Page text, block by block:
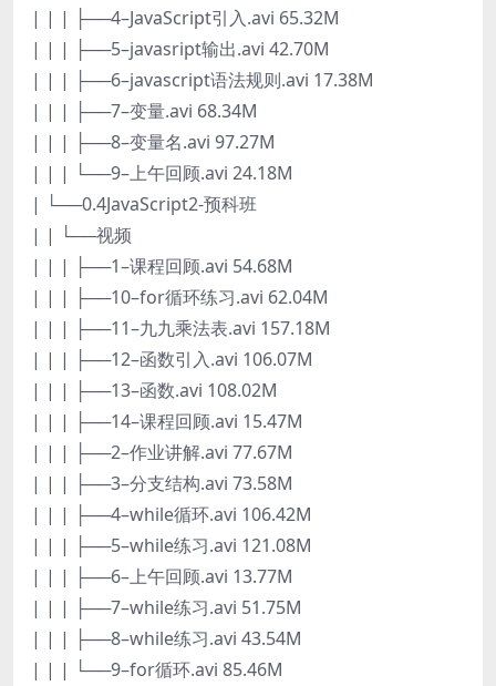
| | | ├──4–JavaScript引入.avi 65.32M
| | | ├──5–javasript输出.avi 42.70M
| | | ├──6–javascript语法规则.avi 17.38M
| | | ├──7–变量.avi 68.34M
| | | ├──8–变量名.avi 97.27M
| | | └──9–上午回顾.avi 24.18M
| └──0.4JavaScript2-预科班
| | └──视频
| | | ├──1–课程回顾.avi 54.68M
| | | ├──10–for循环练习.avi 62.04M
| | | ├──11–九九乘法表.avi 157.18M
| | | ├──12–函数引入.avi 106.07M
| | | ├──13–函数.avi 108.02M
| | | ├──14–课程回顾.avi 15.47M
| | | ├──2–作业讲解.avi 77.67M
| | | ├──3–分支结构.avi 73.58M
| | | ├──4–while循环.avi 106.42M
| | | ├──5–while练习.avi 121.08M
| | | ├──6–上午回顾.avi 13.77M
| | | ├──7–while练习.avi 51.75M
| | | ├──8–while练习.avi 43.54M
| | | └──9–for循环.avi 85.46M